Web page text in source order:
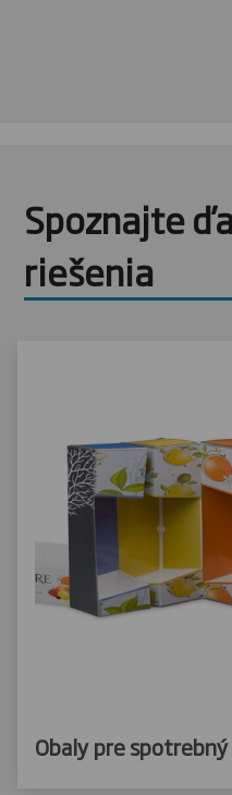
Spoznajte
riešenia
Obaly pre